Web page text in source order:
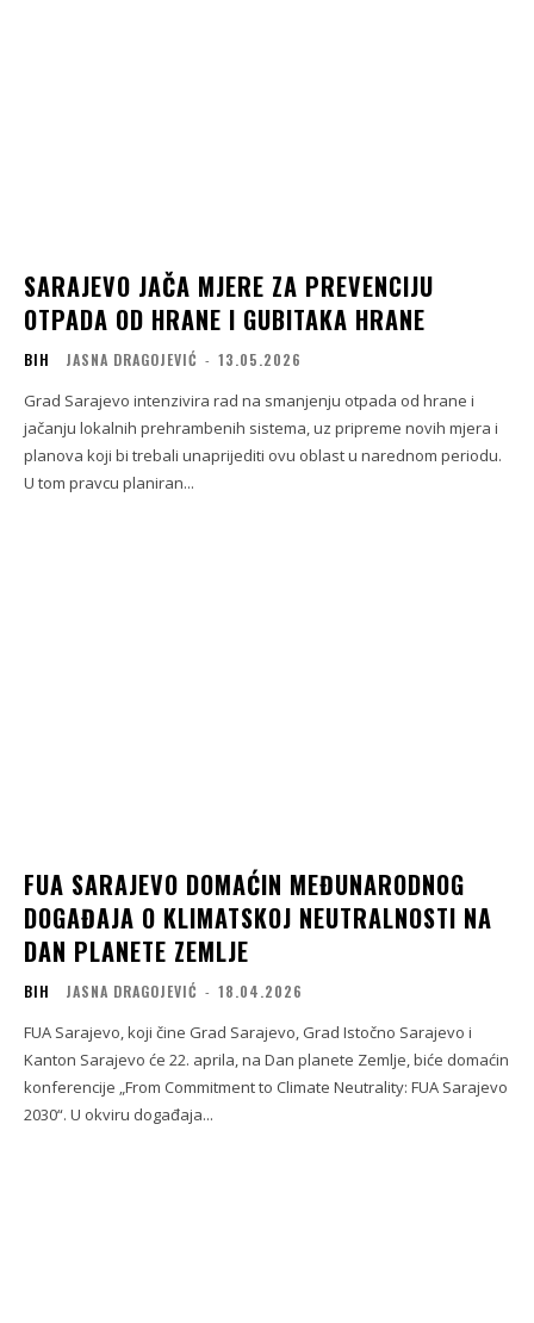
SARAJEVO JAČA MJERE ZA PREVENCIJU
OTPADA OD HRANE I GUBITAKA HRANE
BIH JASNA DRAGOJEVIĆ - 13.05.2026
Grad Sarajevo intenzivira rad na smanjenju otpada od hrane i
jačanju lokalnih prehrambenih sistema, uz pripreme novih mjera i
planova koji bi trebali unaprijediti ovu oblast u narednom periodu.
U tom pravcu planiran...
FUA SARAJEVO DOMAĆIN MEĐUNARODNOG
DOGAĐAJA O KLIMATSKOJ NEUTRALNOSTI NA
DAN PLANETE ZEMLJE
BIH JASNA DRAGOJEVIĆ - 18.04.2026
FUA Sarajevo, koji čine Grad Sarajevo, Grad Istočno Sarajevo i
Kanton Sarajevo će 22. aprila, na Dan planete Zemlje, biće domaćin
konferencije „From Commitment to Climate Neutrality: FUA Sarajevo
2030“. U okviru događaja...